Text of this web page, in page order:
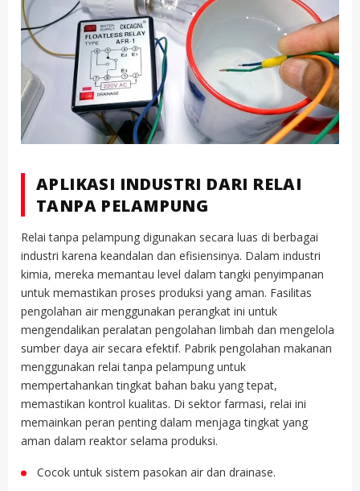
APLIKASI INDUSTRI DARI RELAI
TANPA PELAMPUNG
Relai tanpa pelampung digunakan secara luas di berbagai
industri karena keandalan dan efisiensinya. Dalam industri
kimia, mereka memantau level dalam tangki penyimpanan
untuk memastikan proses produksi yang aman. Fasilitas
pengolahan air menggunakan perangkat ini untuk
mengendalikan peralatan pengolahan limbah dan mengelola
sumber daya air secara efektif. Pabrik pengolahan makanan
menggunakan relai tanpa pelampung untuk
mempertahankan tingkat bahan baku yang tepat,
memastikan kontrol kualitas. Di sektor farmasi, relai ini
memainkan peran penting dalam menjaga tingkat yang
aman dalam reaktor selama produksi.
Cocok untuk sistem pasokan air dan drainase.